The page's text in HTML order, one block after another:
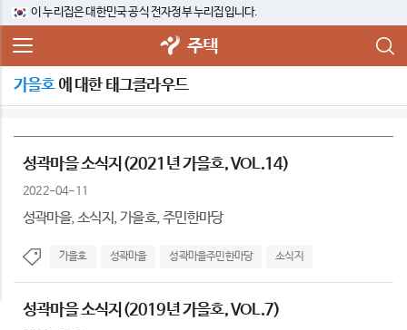
이 누리집은 대한민국 공식 전자정부 누리집입니다.
주택
가을호에 대한 태그클라우드
성곽마을 소식지(2021년 가을호, VOL.14)
2022-04-11
성곽마을, 소식지, 가을호, 주민한마당
가을호 성곽마을 성곽마을주민한마당 소식지
성곽마을 소식지(2019년 가을호, VOL.7)